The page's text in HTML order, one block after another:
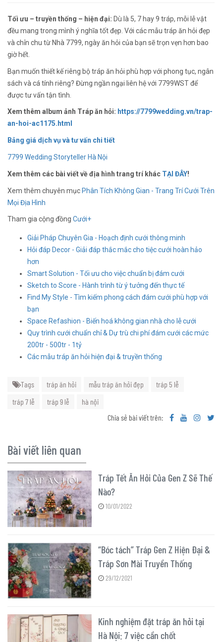
Tối ưu – truyền thống – hiện đại: Dù là 5, 7 hay 9 tráp, mỗi lễ vật
đều mang trong mình ý nghĩa tốt đẹp. Với các mẫu tráp ăn hỏi đẹp
và chỉn chu từ Nhà 7799, ngày ăn hỏi của bạn sẽ trọn vẹn hơn bao
giờ hết.
Bạn muốn thiết kế riêng bộ tráp ăn hỏi phù hợp với phong tục, ngân
sách và cá tính riêng? Đừng ngần ngại liên hệ với 7799WST để
được tư vấn tận tình.
Xem thêm album ảnh Tráp ăn hỏi: https://7799wedding.vn/trap-
an-hoi-ac1175.html
Bảng giá dịch vụ và tư vấn chi tiết
7799 Wedding Storyteller Hà Nội
Xem thêm các bài viết về địa hình trang trí khác TẠI ĐÂY!
Xem thêm chuyên mục Phân Tích Không Gian - Trang Trí Cưới Trên
Mọi Địa Hình
Tham gia cộng đồng Cưới+
Giải Pháp Chuyên Gia - Hoạch định cưới thông minh
Hỏi đáp Decor - Giải đáp thắc mắc cho tiệc cưới hoàn hảo
hơn
Smart Solution - Tối ưu cho việc chuẩn bị đám cưới
Sketch to Score - Hành trình từ ý tưởng đến thực tế
Find My Style - Tìm kiếm phong cách đám cưới phù hợp với
bạn
Space Refashion - Biến hoá không gian nhà cho lễ cưới
Quy trình cưới chuẩn chỉ & Dự trù chi phí đám cưới các mức
200tr - 500tr - 1tỷ
Các mẫu tráp ăn hỏi hiện đại & truyền thống
Tags tráp ăn hỏi mẫu tráp ăn hỏi đẹp
tráp 5 lễ
tráp 7 lễ
tráp 9 lễ
hà nội
Chia sẻ bài viết trên:
Bài viết liên quan
Tráp Tết Ăn Hỏi Của Gen Z Sẽ Thế
Nào?
10/01/2022
“Bóc tách” Tráp Gen Z Hiện Đại &
Tráp Sơn Mài Truyền Thống
29/12/2021
Kinh nghiệm đặt tráp ăn hỏi tại
Hà Nội: 7 việc cần chốt